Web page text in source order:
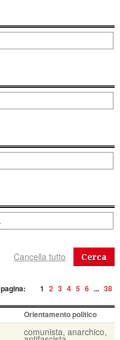
Cerca
pagina: 1 2 3 4 5 6 ... 38
Orientamento politico
comunista, anarchico,